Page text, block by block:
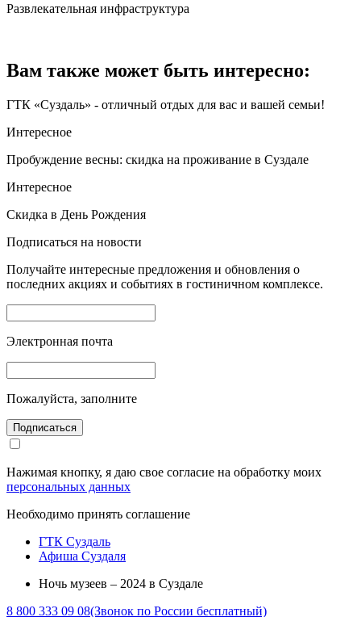
Развлекательная инфраструктура
Вам также может быть интересно:
ГТК «Суздаль» - отличный отдых для вас и вашей семьи!
Интересное
Пробуждение весны: скидка на проживание в Суздале
Интересное
Скидка в День Рождения
Подписаться на новости
Получайте интересные предложения и обновления о
последних акциях и событиях в гостиничном комплексе.
Электронная почта
Пожалуйста, заполните
Подписаться
Нажимая кнопку, я даю свое согласие на обработку моих
персональных данных
Необходимо принять соглашение
ГТК Суздаль
Афиша Суздаля
Ночь музеев – 2024 в Суздале
8 800 333 09 08(Звонок по России бесплатный)